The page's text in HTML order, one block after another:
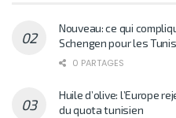
Nouveau: ce qui
Schengen pour les
0 PARTAGES
Huile d’olive: l’Europe
du quota tunisien